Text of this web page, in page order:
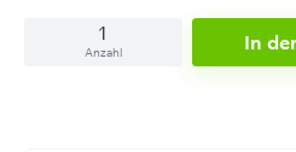
Anzahl In